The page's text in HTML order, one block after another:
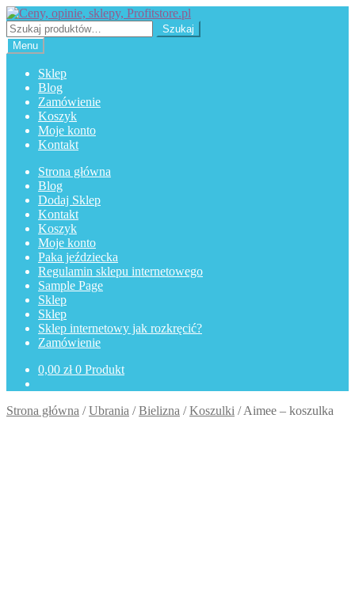
Przejdź
do
nawigacji
Przejdź
do
treści
Szukaj:
Szukaj
Menu
Sklep
Blog
Zamówienie
Koszyk
Moje konto
Kontakt
Strona główna
Blog
Dodaj Sklep
Kontakt
Koszyk
Moje konto
Paka jeździecka
Regulamin sklepu internetowego
Sample Page
Sklep
Sklep
Sklep internetowy jak rozkręcić?
Zamówienie
0,00 zł 0 Produkt
Strona główna /Ubrania /Bielizna /Koszulki /Aimee – koszulka